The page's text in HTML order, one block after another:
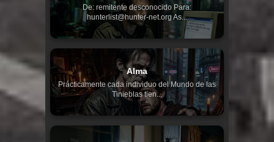
De: remitente desconocido Para:
hunterlist@hunter-net.org As...
Alma
Prácticamente cada individuo del Mundo de las
Tinieblas tien...